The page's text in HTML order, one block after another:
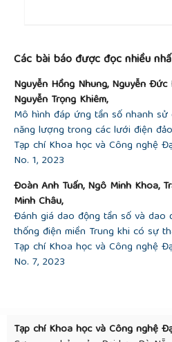
Energy policies,
regulatory regimes”,
Apr. 2016., vol. 56, pp.
Các bài báo được đọc nhiều
Nguyễn Hồng Nhung, Nguyễn Đức
Nguyễn Trọng Khiêm,
Mô hình đáp ứng tần số nhanh
năng lượng trong các lưới điện
Tạp chí Khoa học và Công nghệ
No. 1, 2023
Đoàn Anh Tuấn, Ngô Minh Khoa,
Minh Châu,
Đánh giá dao động tần số và dao
thống điện miền Trung khi có sự
Tạp chí Khoa học và Công nghệ
No. 7, 2023
Tạp chí Khoa học và Công nghệ